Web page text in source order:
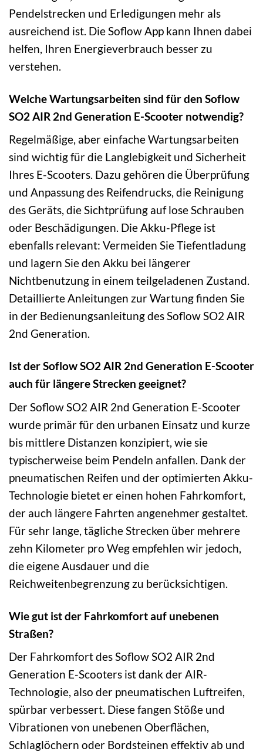
Pendelstrecken und Erledigungen mehr als
ausreichend ist. Die Soflow App kann Ihnen dabei
helfen, Ihren Energieverbrauch besser zu
verstehen.
Welche Wartungsarbeiten sind für den Soflow
SO2 AIR 2nd Generation E-Scooter notwendig?
Regelmäßige, aber einfache Wartungsarbeiten
sind wichtig für die Langlebigkeit und Sicherheit
Ihres E-Scooters. Dazu gehören die Überprüfung
und Anpassung des Reifendrucks, die Reinigung
des Geräts, die Sichtprüfung auf lose Schrauben
oder Beschädigungen. Die Akku-Pflege ist
ebenfalls relevant: Vermeiden Sie Tiefentladung
und lagern Sie den Akku bei längerer
Nichtbenutzung in einem teilgeladenen Zustand.
Detaillierte Anleitungen zur Wartung finden Sie
in der Bedienungsanleitung des Soflow SO2 AIR
2nd Generation.
Ist der Soflow SO2 AIR 2nd Generation E-Scooter
auch für längere Strecken geeignet?
Der Soflow SO2 AIR 2nd Generation E-Scooter
wurde primär für den urbanen Einsatz und kurze
bis mittlere Distanzen konzipiert, wie sie
typischerweise beim Pendeln anfallen. Dank der
pneumatischen Reifen und der optimierten Akku-
Technologie bietet er einen hohen Fahrkomfort,
der auch längere Fahrten angenehmer gestaltet.
Für sehr lange, tägliche Strecken über mehrere
zehn Kilometer pro Weg empfehlen wir jedoch,
die eigene Ausdauer und die
Reichweitenbegrenzung zu berücksichtigen.
Wie gut ist der Fahrkomfort auf unebenen
Straßen?
Der Fahrkomfort des Soflow SO2 AIR 2nd
Generation E-Scooters ist dank der AIR-
Technologie, also der pneumatischen Luftreifen,
spürbar verbessert. Diese fangen Stöße und
Vibrationen von unebenen Oberflächen,
Schlaglöchern oder Bordsteinen effektiv ab und